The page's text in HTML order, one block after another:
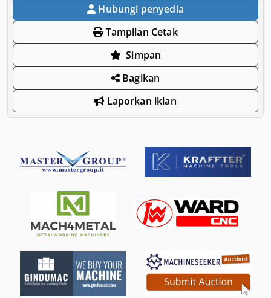
Hubungi penyedia
Tampilan Cetak
Simpan
Bagikan
Laporkan iklan